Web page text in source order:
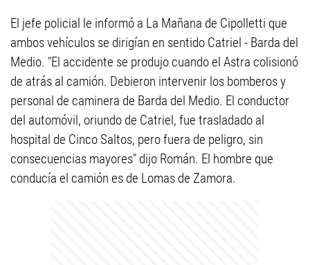
El jefe policial le informó a La Mañana de Cipolletti que
ambos vehículos se dirigían en sentido Catriel - Barda del
Medio. "El accidente se produjo cuando el Astra colisionó
de atrás al camión. Debieron intervenir los bomberos y
personal de caminera de Barda del Medio. El conductor
del automóvil, oriundo de Catriel, fue trasladado al
hospital de Cinco Saltos, pero fuera de peligro, sin
consecuencias mayores" dijo Román. El hombre que
conducía el camión es de Lomas de Zamora.